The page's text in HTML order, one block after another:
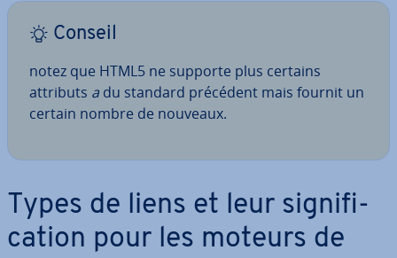
Conseil
notez que HTML5 ne supporte plus certains
attributs a du standard précédent mais fournit un
certain nombre de nouveaux.
Types de liens et leur sig­ni­fi­
ca­tion pour les moteurs de